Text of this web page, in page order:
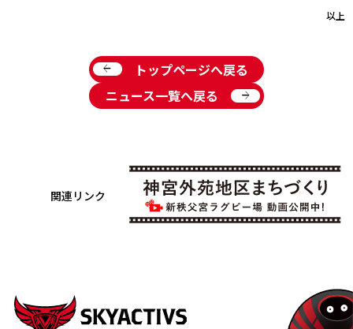
以上
arrow_back
トップページへ戻る
ニュース一覧へ戻る
arrow_forward
関連リンク